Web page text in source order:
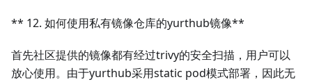
** 12. 如何使用私有镜像仓库的yurthub镜像**
首先社区提供的镜像都有经过trivy的安全扫描，用户可以
放心使用。由于yurthub采用static pod模式部署，因此无